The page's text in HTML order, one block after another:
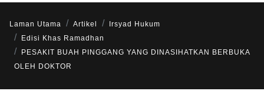
Laman Utama Artikel
Irsyad Hukum
Edisi Khas Ramadhan
PESAKIT BUAH PINGGANG YANG DINASIHATKAN BERBUKA
OLEH DOKTOR